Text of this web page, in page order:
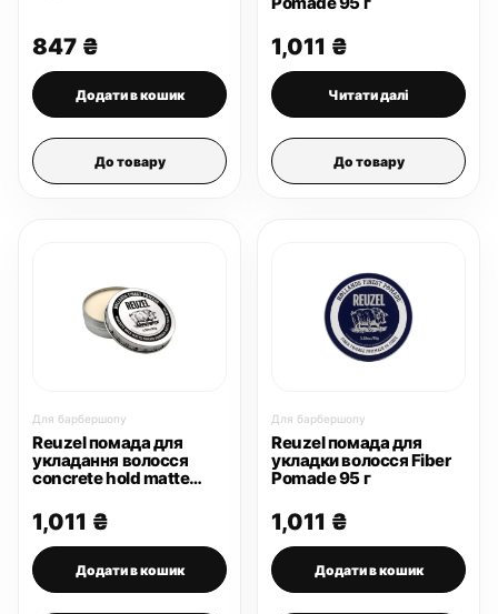
847 ₴
Додати в кошик
До товару
1,011 ₴
Читати далі
До товару
Для барбершопу
Reuzel помада для
укладання волосся
concrete hold matte
1,011 ₴
Додати в кошик
Для барбершопу
Reuzel помада для
укладки волосся Fiber
Pomade 95 г
1,011 ₴
Додати в кошик